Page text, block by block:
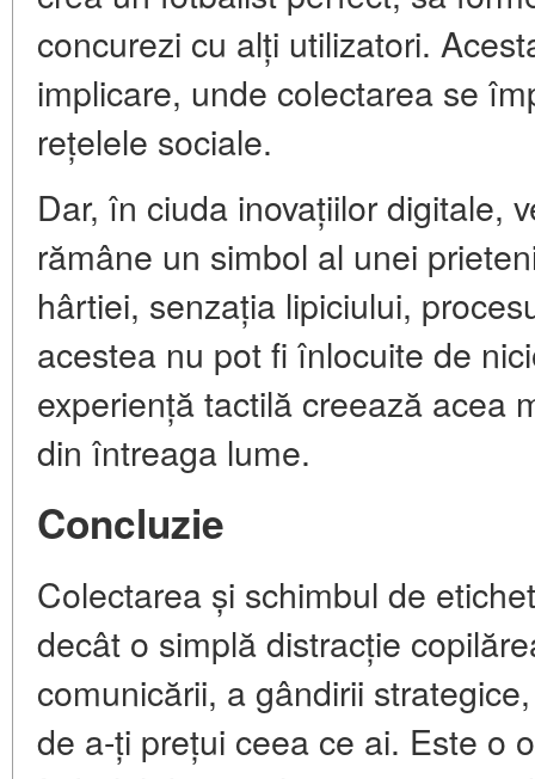
concurezi cu alți utilizatori.
implicare, unde colectarea se
rețelele sociale.
Dar, în ciuda inovațiilor digitale,
rămâne un simbol al unei
hârtiei, senzația lipiciului,
acestea nu pot fi înlocuite de
experiență tactilă creează acea
din întreaga lume.
Concluzie
Colectarea și schimbul de
decât o simplă distracție
comunicării, a gândirii
de a-ți prețui ceea ce ai. Este o